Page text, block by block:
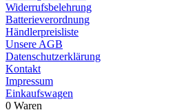
Widerrufsbelehrung
Batterieverordnung
Händlerpreisliste
Unsere AGB
Datenschutzerklärung
Kontakt
Impressum
Einkaufswagen
0 Waren